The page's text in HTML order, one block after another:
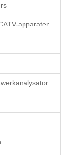
apparaten